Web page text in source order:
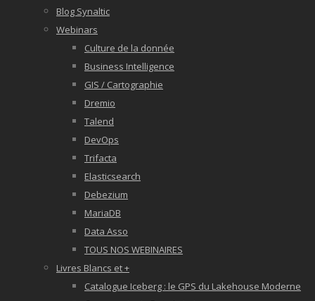
Blog Synaltic
Webinars
Culture de la donnée
Business Intelligence
GIS / Cartographie
Dremio
Talend
DevOps
Trifacta
Elasticsearch
Debezium
MariaDB
Data Asso
TOUS NOS WEBINAIRES
Livres Blancs et +
Catalogue Iceberg : le GPS du Lakehouse Moderne